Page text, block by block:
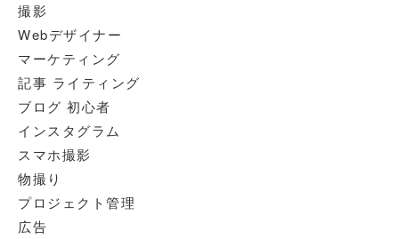
撮影
Webデザイナー
マーケティング
記事 ライティング
ブログ 初心者
インスタグラム
スマホ撮影
物撮り
プロジェクト管理
広告